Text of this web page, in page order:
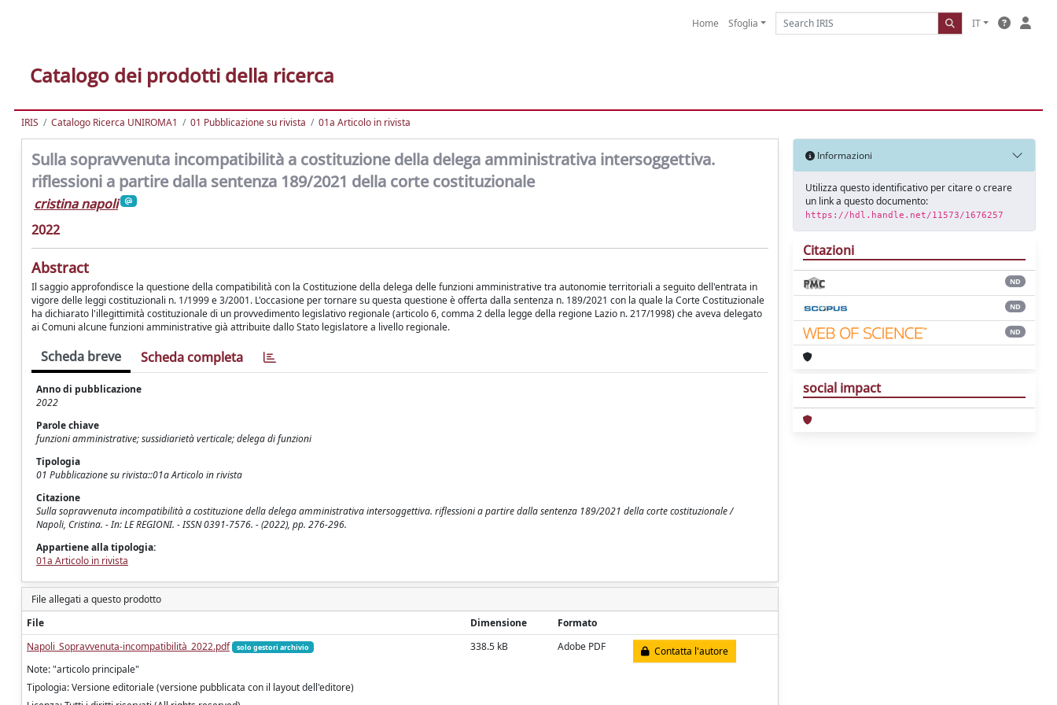
Home Sfoglia IT
Catalogo dei prodotti della ricerca
IRIS Catalogo Ricerca UNIROMA1 01 Pubblicazione su rivista 01a Articolo in rivista
Sulla sopravvenuta incompatibilità a costituzione della delega amministrativa intersoggettiva.
riflessioni a partire dalla sentenza 189/2021 della corte costituzionale
cristina napoli
2022
Abstract
Il saggio approfondisce la questione della compatibilità con la Costituzione della delega delle funzioni amministrative tra autonomie territoriali a seguito dell'entrata in
vigore delle leggi costituzionali n. 1/1999 e 3/2001. L'occasione per tornare su questa questione è offerta dalla sentenza n. 189/2021 con la quale la Corte Costituzionale
ha dichiarato l'illegittimità costituzionale di un provvedimento legislativo regionale (articolo 6, comma 2 della legge della regione Lazio n. 217/1998) che aveva delegato
ai Comuni alcune funzioni amministrative già attribuite dallo Stato legislatore a livello regionale.
Scheda breve Scheda completa
Anno di pubblicazione
2022
Parole chiave
funzioni amministrative; sussidiarietà verticale; delega di funzioni
Tipologia
01 Pubblicazione su rivista::01a Articolo in rivista
Citazione
Sulla sopravvenuta incompatibilità a costituzione della delega amministrativa intersoggettiva. riflessioni a partire dalla sentenza 189/2021 della corte costituzionale /
Napoli, Cristina. - In: LE REGIONI. - ISSN 0391-7576. - (2022), pp. 276-296.
Appartiene alla tipologia:
01a Articolo in rivista
File allegati a questo prodotto
File
Dimensione
Formato
Napoli_Sopravvenuta-incompatibilità_2022.pdf
solo gestori archivio
Note: "articolo principale"
Tipologia: Versione editoriale (versione pubblicata con il layout dell'editore)
338.5 kB Adobe PDF Contatta l'autore
Informazioni
Utilizza questo identificativo per citare o creare
un link a questo documento:
https://hdl.handle.net/11573/1676257
Citazioni
ND
ND
ND
social impact